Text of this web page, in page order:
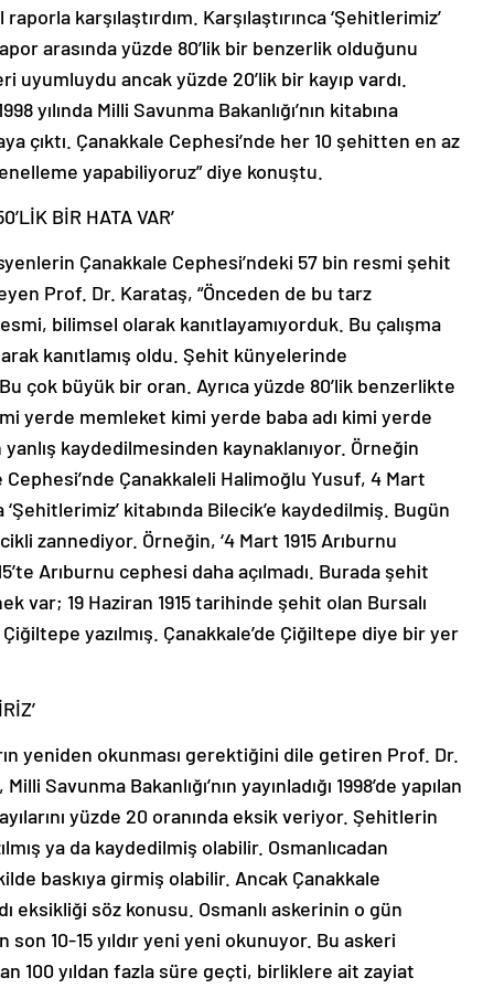
karşılaştırdım. Karşılaştırınca ‘Şehitlerimiz’
arasında yüzde 80’lik bir benzerlik olduğunu
uyumluydu ancak yüzde 20’lik bir kayıp vardı.
yılında Milli Savunma Bakanlığı’nın kitabına
çıktı. Çanakkale Cephesi’nde her 10 şehitten en az
yapabiliyoruz” diye konuştu.
BİR HATA VAR’
Çanakkale Cephesi’ndeki 57 bin resmi şehit
Prof. Dr. Karataş, “Önceden de bu tarz
bilimsel olarak kanıtlayamıyorduk. Bu çalışma
kanıtlamış oldu. Şehit künyelerinde
çok büyük bir oran. Ayrıca yüzde 80’lik benzerlikte
yerde memleket kimi yerde baba adı kimi yerde
kaydedilmesinden kaynaklanıyor. Örneğin
Çanakkaleli Halimoğlu Yusuf, 4 Mart
kitabında Bilecik’e kaydedilmiş. Bugün
zannediyor. Örneğin, ‘4 Mart 1915 Arıburnu
Arıburnu cephesi daha açılmadı. Burada şehit
var; 19 Haziran 1915 tarihinde şehit olan Bursalı
yazılmış. Çanakkale’de Çiğiltepe diye bir yer
yeniden okunması gerektiğini dile getiren Prof. Dr.
Savunma Bakanlığı’nın yayınladığı 1998’de yapılan
yüzde 20 oranında eksik veriyor. Şehitlerin
ya da kaydedilmiş olabilir. Osmanlıcadan
baskıya girmiş olabilir. Ancak Çanakkale
eksikliği söz konusu. Osmanlı askerinin o gün
10-15 yıldır yeni yeni okunuyor. Bu askeri
100 yıldan fazla süre geçti, birliklere ait zayiat